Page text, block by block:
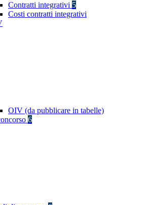
Contratti integrativi 5
Costi contratti integrativi
OIV (da pubblicare in tabelle)
6